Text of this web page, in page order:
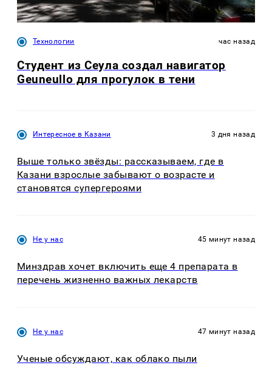
Технологии час назад
Студент из Сеула создал навигатор
Geuneullo для прогулок в тени
Интересное в Казани 3 дня назад
Выше только звёзды: рассказываем, где в
Казани взрослые забывают о возрасте и
становятся супергероями
Не у нас 45 минут назад
Минздрав хочет включить еще 4 препарата в
перечень жизненно важных лекарств
Не у нас 47 минут назад
Ученые обсуждают, как облако пыли